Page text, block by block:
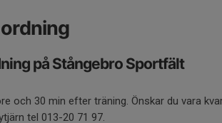
på Stångebro Sportfält
och 30 min efter träning. Önskar du vara
tel 013-20 71 97.